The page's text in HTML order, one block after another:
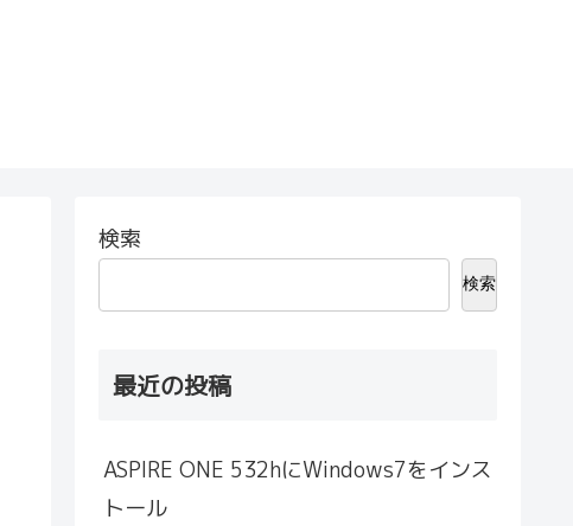
検索
検索
最近の投稿
ASPIRE ONE 532hにWindows7をインス
トール